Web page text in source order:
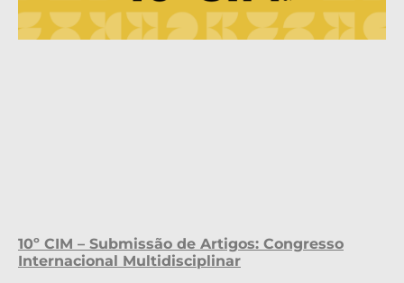
10º CIM – Submissão de Artigos: Congresso
Internacional Multidisciplinar